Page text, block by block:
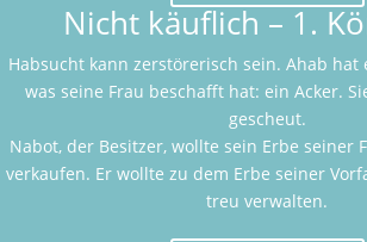
Nicht käuflich – 1.
Habsucht kann zerstörerisch sein. Ahab hat
was seine Frau beschafft hat: ein Acker.
gescheut.
Nabot, der Besitzer, wollte sein Erbe seiner
verkaufen. Er wollte zu dem Erbe seiner
treu verwalten.